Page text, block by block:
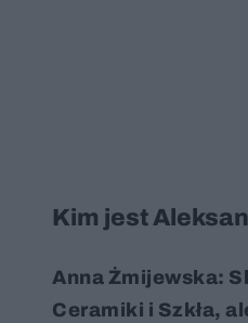
Kim jest
Anna Żmijewska:
Ceramiki i Szkła,